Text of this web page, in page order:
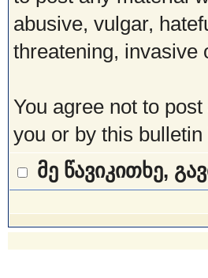
abusive, vulgar,
threatening, invasive
You agree not to
you or by this bulletin
მე წავიკითხე,